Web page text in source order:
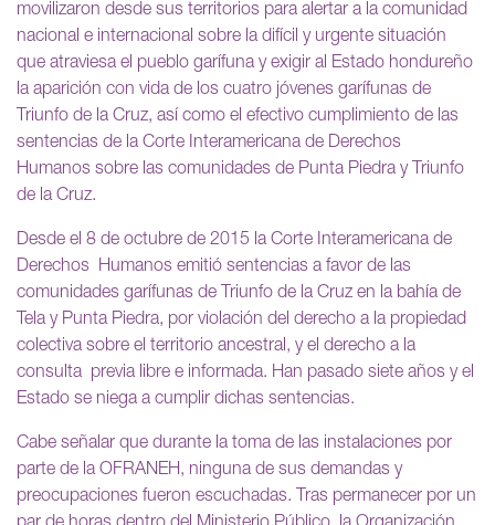
movilizaron desde sus territorios para alertar a la comunidad
nacional e internacional sobre la difícil y urgente situación
que atraviesa el pueblo garífuna y exigir al Estado hondureño
la aparición con vida de los cuatro jóvenes garífunas de
Triunfo de la Cruz, así como el efectivo cumplimiento de las
sentencias de la Corte Interamericana de Derechos
Humanos sobre las comunidades de Punta Piedra y Triunfo
de la Cruz.
Desde el 8 de octubre de 2015 la Corte Interamericana de
Derechos Humanos emitió sentencias a favor de las
comunidades garífunas de Triunfo de la Cruz en la bahía de
Tela y Punta Piedra, por violación del derecho a la propiedad
colectiva sobre el territorio ancestral, y el derecho a la
consulta previa libre e informada. Han pasado siete años y el
Estado se niega a cumplir dichas sentencias.
Cabe señalar que durante la toma de las instalaciones por
parte de la OFRANEH, ninguna de sus demandas y
preocupaciones fueron escuchadas. Tras permanecer por un